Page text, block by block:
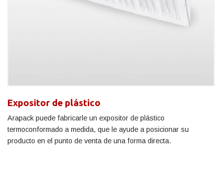
Expositor de plástico
Arapack puede fabricarle un expositor de plástico
termoconformado a medida, que le ayude a posicionar su
producto en el punto de venta de una forma directa.